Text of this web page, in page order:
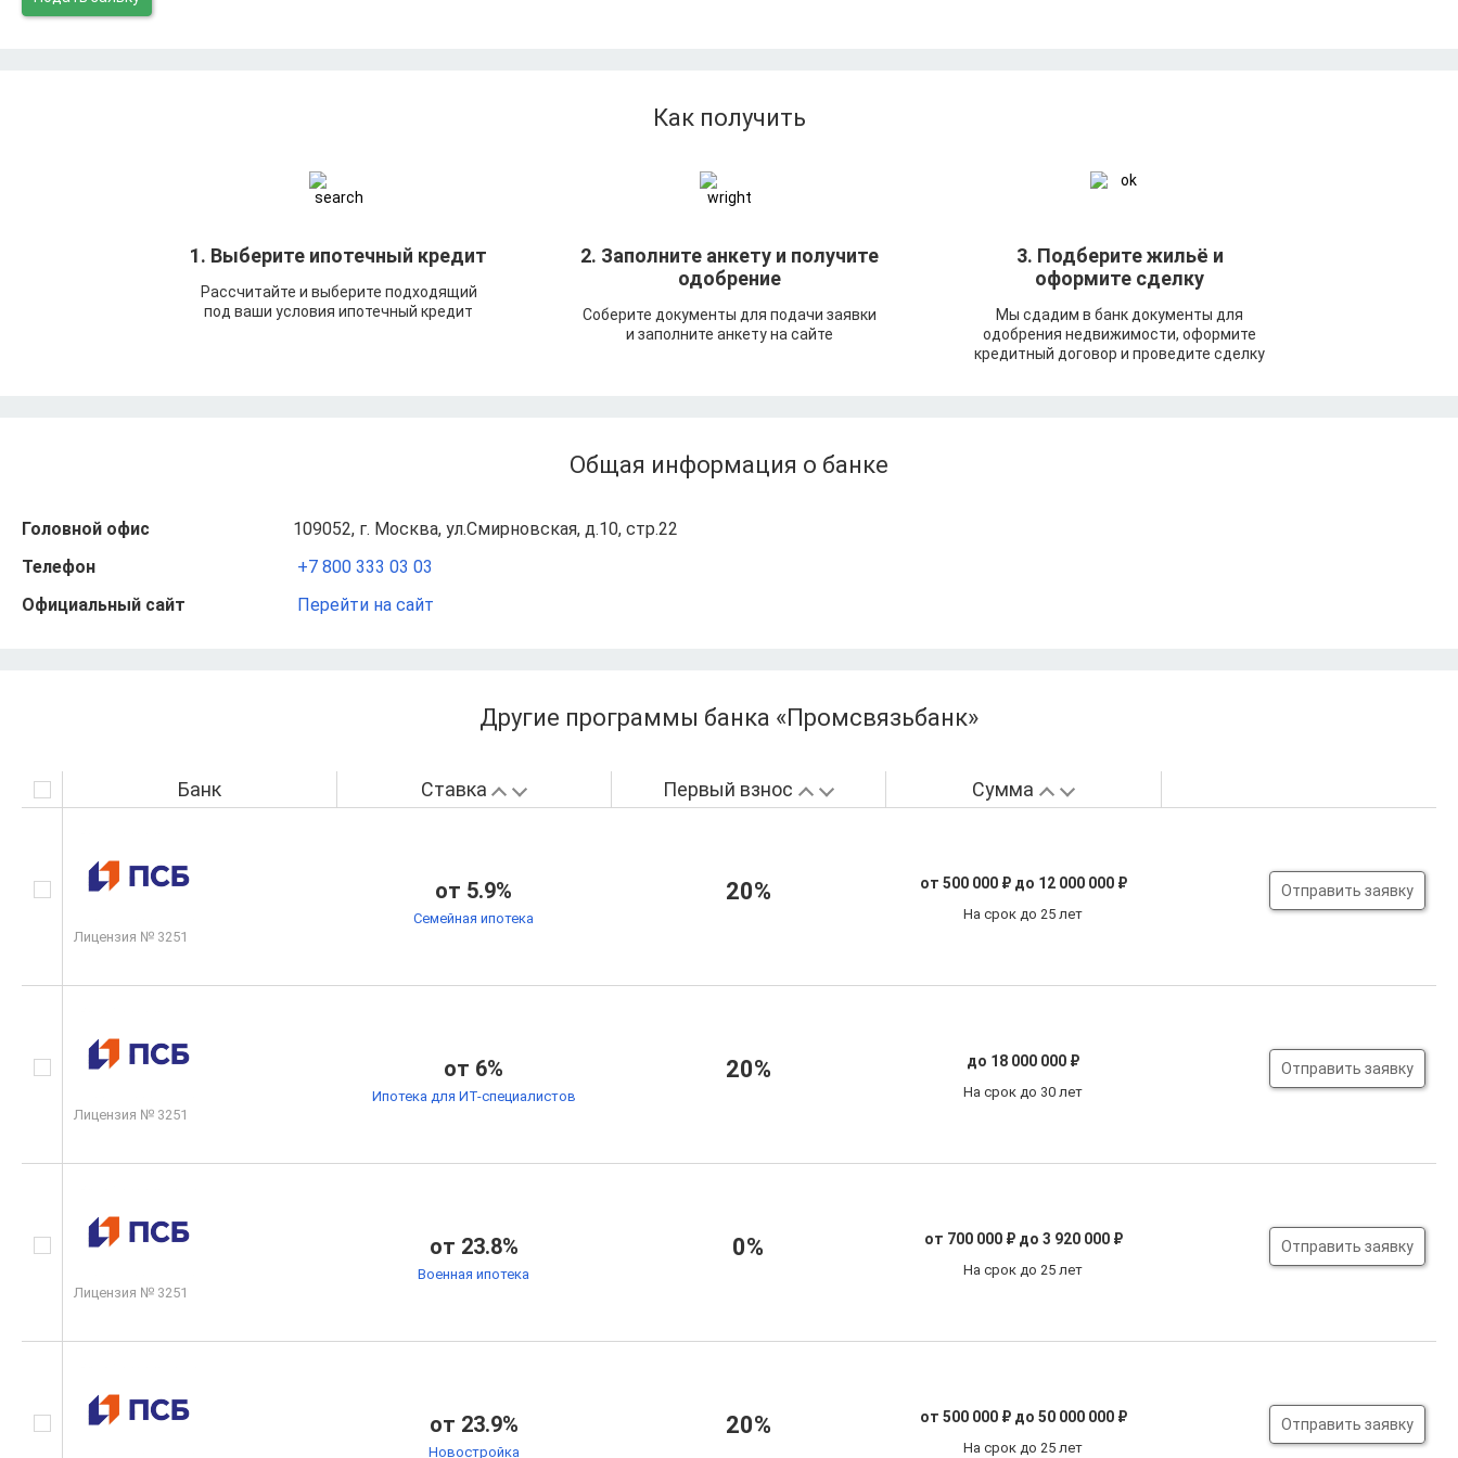
Как получить
1. Выберите ипотечный кредит
Рассчитайте и выберите подходящий
под ваши условия ипотечный кредит
2. Заполните анкету и получите
одобрение
Соберите документы для подачи заявки
и заполните анкету на сайте
3. Подберите жильё и
оформите сделку
Мы сдадим в банк документы для
одобрения недвижимости, оформите
кредитный договор и проведите сделку
Общая информация о банке
Головной офис
109052, г. Москва, ул.Смирновская, д.10, стр.22
Телефон
+7 800 333 03 03
Официальный сайт
Перейти на сайт
Другие программы банка «Промсвязьбанк»
Банк Ставка Первый взнос Сумма
Лицензия № 3251
от 5.9%
Семейная ипотека
20% от 500 000 ₽ до 12 000 000 ₽
На срок до 25 лет
Отправить заявку
Лицензия № 3251
от 6%
Ипотека для ИТ-специалистов
20% до 18 000 000 ₽
На срок до 30 лет
Отправить заявку
Лицензия № 3251
от 23.8%
Военная ипотека
0% от 700 000 ₽ до 3 920 000 ₽
На срок до 25 лет
Отправить заявку
от 23.9%
Новостройка
20% от 500 000 ₽ до 50 000 000 ₽
На срок до 25 лет
Отправить заявку